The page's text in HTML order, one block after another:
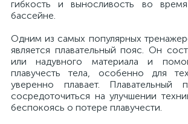
гибкость и выносливость во
бассейне.
Одним из самых популярных
является плавательный пояс. Он
или надувного материала и
плавучесть тела, особенно для
уверенно плавает. Плавательный
сосредоточиться на улучшении
беспокоясь о потере плавучести.